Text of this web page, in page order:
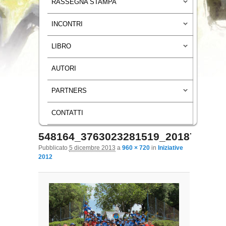
RASSEGNA STAMPA
INCONTRI
LIBRO
AUTORI
PARTNERS
CONTATTI
Navigazione immagini
Pubblicato 5 dicembre 2013 a 960 × 720in Iniziative
2012